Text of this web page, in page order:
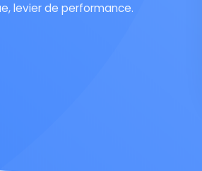
levier de performance.